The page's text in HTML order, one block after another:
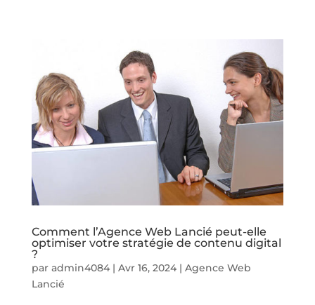
Comment l’Agence Web Lancié peut-elle
optimiser votre stratégie de contenu digital
?
par admin4084| Avr 16, 2024| Agence Web
Lancié